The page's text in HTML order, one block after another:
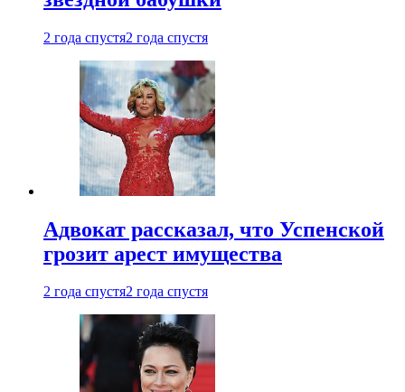
2 года спустя2 года спустя
Адвокат рассказал, что Успенской
грозит арест имущества
2 года спустя2 года спустя